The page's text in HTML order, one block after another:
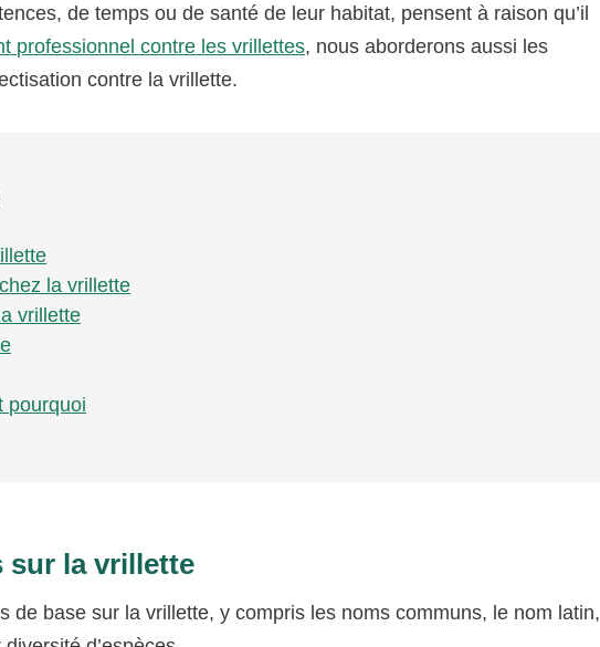
de temps ou de santé de leur habitat, pensent à raison qu’il
professionnel contre les vrillettes, nous aborderons aussi les
contre la vrillette.
la vrillette
vrillette
pourquoi
sur la vrillette
de base sur la vrillette, y compris les noms communs, le nom latin,